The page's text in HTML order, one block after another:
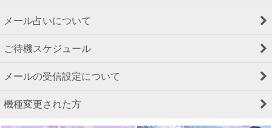
メール占いについて
ご待機スケジュール
メールの受信設定について
機種変更された方